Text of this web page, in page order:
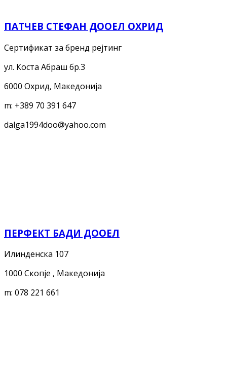
ПАТЧЕВ СТЕФАН ДООЕЛ ОХРИД
Сертификат за бренд рејтинг
ул. Коста Абраш бр.3
6000 Охрид, Македонија
m: +389 70 391 647
dalga1994doo@yahoo.com
ПЕРФЕКТ БАДИ ДООЕЛ
Илинденска 107
1000 Скопјe , Македонија
m: 078 221 661